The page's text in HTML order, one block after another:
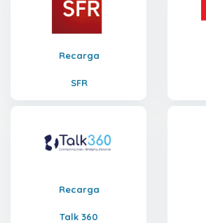
Recarga
SFR
Recarga
Talk 360